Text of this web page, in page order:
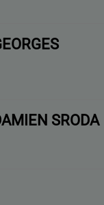
SRODA